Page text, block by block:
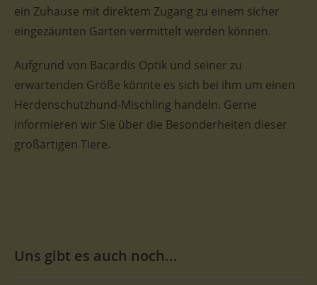
ein Zuhause mit direktem Zugang zu einem sicher
eingezäunten Garten vermittelt werden können.
Aufgrund von Bacardis Optik und seiner zu
erwartenden Größe könnte es sich bei ihm um einen
Herdenschutzhund-Mischling handeln. Gerne
informieren wir Sie über die Besonderheiten dieser
großartigen Tiere.
Uns gibt es auch noch...